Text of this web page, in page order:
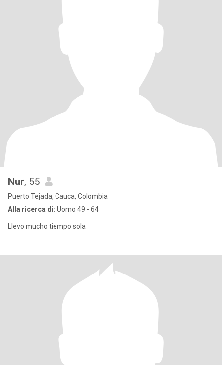
Nur, 55
Puerto Tejada, Cauca, Colombia
Alla ricerca di: Uomo 49 - 64
Llevo mucho tiempo sola